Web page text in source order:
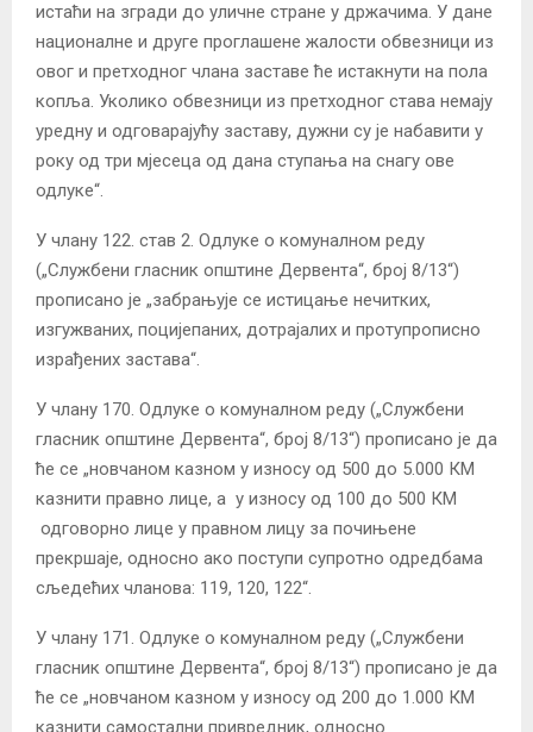
истаћи на згради до уличне стране у држачима. У дане
националне и друге проглашене жалости обвезници из
овог и претходног члана заставе ће истакнути на пола
копља. Уколико обвезници из претходног става немају
уредну и одговарајућу заставу, дужни су је набавити у
року од три мјесеца од дана ступања на снагу ове
одлуке“.
У члану 122. став 2. Одлуке о комуналном реду
(„Службени гласник општине Дервента“, број 8/13“)
прописано је „забрањује се истицање нечитких,
изгужваних, поцијепаних, дотрајалих и протупрописно
израђених застава“.
У члану 170. Одлуке о комуналном реду („Службени
гласник општине Дервента“, број 8/13“) прописано је да
ће се „новчаном казном у износу од 500 до 5.000 КМ
казнити правно лице, а у износу од 100 до 500 КМ
одговорно лице у правном лицу за почињене
прекршаје, односно ако поступи супротно одредбама
сљедећих чланова: 119, 120, 122“.
У члану 171. Одлуке о комуналном реду („Службени
гласник општине Дервента“, број 8/13“) прописано је да
ће се „новчаном казном у износу од 200 до 1.000 КМ
казнити самостални привредник, односно